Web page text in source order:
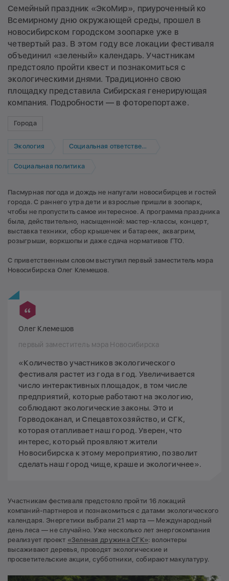
Семейный праздник «ЭкоМир», приуроченный ко
Всемирному дню окружающей среды, прошел в
новосибирском городском зоопарке уже в
четвертый раз. В этом году все локации фестиваля
объединил «зеленый» календарь. Участникам
предстояло пройти квест и познакомиться с
экологическими днями. Традиционно свою
площадку представила Сибирская генерирующая
компания. Подробности — в фоторепортаже.
Города
Экология Социальная ответственность
Социальная политика
Пасмурная погода и дождь не напугали новосибирцев и гостей
города. С раннего утра дети и взрослые пришли в зоопарк,
чтобы не пропустить самое интересное. А программа праздника
была, действительно, насыщенной: мастер-классы, концерт,
выставка техники, сбор крышечек и батареек, аквагрим,
розыгрыши, воркшопы и даже сдача нормативов ГТО.
С приветственным словом выступил первый заместитель мэра
Новосибирска Олег Клемешов.
Олег Клемешов
первый заместитель мэра Новосибирска
«Количество участников экологического
фестиваля растет из года в год. Увеличивается
число интерактивных площадок, в том числе
предприятий, которые работают на экологию,
соблюдают экологические законы. Это и
Горводоканал, и Спецавтохозяйство, и СГК,
которая отапливает наш город. Уверен, что
интерес, который проявляют жители
Новосибирска к этому мероприятию, позволит
сделать наш город чище, краше и экологичнее».
Участникам фестиваля предстояло пройти 16 локаций
компаний-партнеров и познакомиться с датами экологического
календаря. Энергетики выбрали 21 марта — Международный
день леса — не случайно. Уже несколько лет энергокомпания
реализует проект «Зеленая дружина СГК»: волонтеры
высаживают деревья, проводят экологические и
просветительские акции, субботники, собирают макулатуру.